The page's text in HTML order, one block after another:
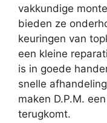
vakkundige
bieden ze
keuringen van
een kleine
is in goede
snelle
maken D.P.M.
terugkomt.